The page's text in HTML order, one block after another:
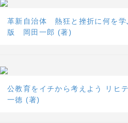
革新自治体 熱狂と挫折に何を
版 岡田一郎 (著)
公教育をイチから考えよう リヒ
一徳 (著)